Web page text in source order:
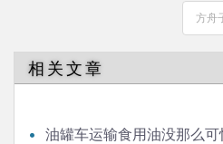
方舟
相关文章
油罐车运输食用油没那么可